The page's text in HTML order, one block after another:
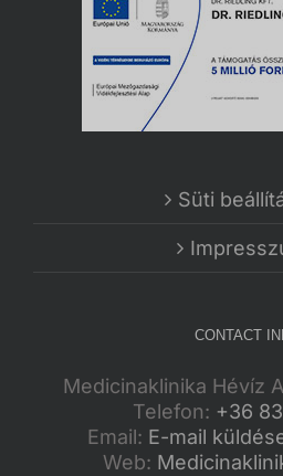
Süti
CONTACT
Medicinaklinika Hévíz
Telefon: +36
Email: E-mail
Web: